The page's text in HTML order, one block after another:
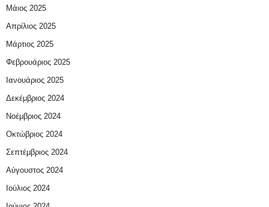
Μάιος 2025
Απρίλιος 2025
Μάρτιος 2025
Φεβρουάριος 2025
Ιανουάριος 2025
Δεκέμβριος 2024
Νοέμβριος 2024
Οκτώβριος 2024
Σεπτέμβριος 2024
Αύγουστος 2024
Ιούλιος 2024